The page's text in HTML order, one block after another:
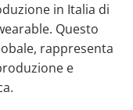
in Italia di
Questo
rappresenta
e